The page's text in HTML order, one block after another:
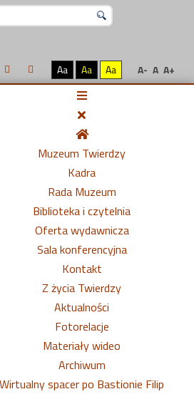
Aa Aa Aa A- A A+
Muzeum Twierdzy
Kadra
Rada Muzeum
Biblioteka i czytelnia
Oferta wydawnicza
Sala konferencyjna
Kontakt
Z życia Twierdzy
Aktualności
Fotorelacje
Materiały wideo
Archiwum
Wirtualny spacer po Bastionie Filip